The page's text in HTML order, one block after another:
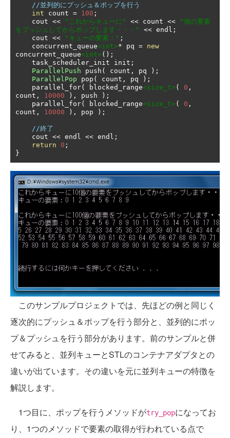
//並列的にプッシュ＆ポップを行う
int count = 100 ;
    cout
<< "これからキューに" << count <<
"個の要素
をプッシュしてからポップします・・・"
<< endl ;
    cout
<< "キューの要素：" ;
    concurrent_queue
<int>* pq = new
concurrent_queue<int> ();
    task_scheduler_init init
;
ParallelPush push ( count , pq
);
ParallelPop pop ( count , pq
);
    parallel_for
( blocked_range<size_t> ( 0 ,
count , 10000 ), push
);
    parallel_for
( blocked_range<size_t> ( 0 ,
count , 10000 ), pop );
//終了
    cout
<< endl << endl ;
return
0 ;
}
このサンプルプロジェクトでは、先ほどの例と同じく
逐次的にプッシュ＆ポップを行う部分と、並列的にポッ
プ＆プッシュを行う部分があります。前のサンプルと併
せてみると、並列キューとSTLのコンテナアダプタとの
違いが出ています。その違いを元に並列キューの特徴を
解説します。
1つ目に、ポップを行うメソッドがtry_popになってお
り、1つのメソッドで要素の取得が行われている点で